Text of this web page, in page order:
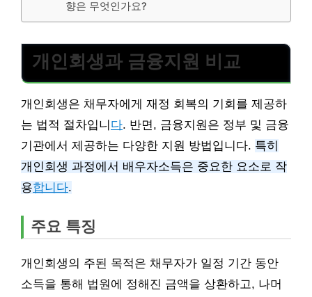
향은 무엇인가요?
개인회생과 금융지원 비교
개인회생은 채무자에게 재정 회복의 기회를 제공하
는 법적 절차입니 다. 반면, 금융지원은 정부 및 금융
기관에서 제공하는 다양한 지원 방법입니다. 특히
개인회생 과정에서 배우자소득은 중요한 요소로 작
용합니다.
주요 특징
개인회생의 주된 목적은 채무자가 일정 기간 동안
소득을 통해 법원에 정해진 금액을 상환하고, 나머